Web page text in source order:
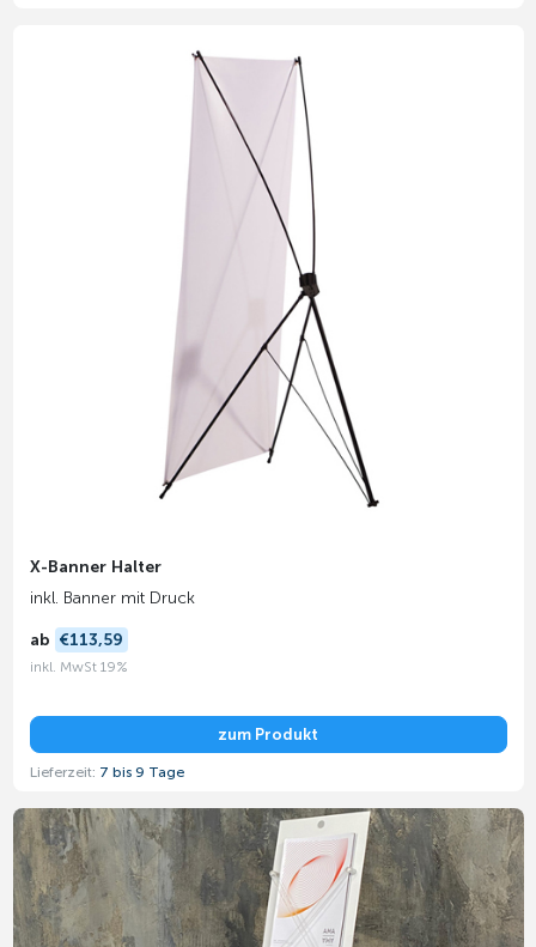
X-Banner Halter
inkl. Banner mit Druck
ab €113,59
inkl. MwSt 19%
zum Produkt
Lieferzeit: 7 bis 9 Tage